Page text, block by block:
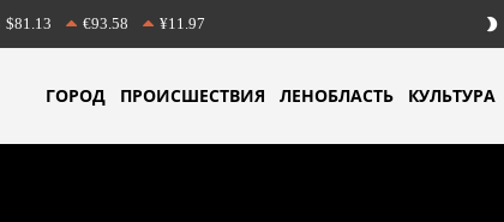
$81.13 €93.58 ¥11.97
ГОРОД ПРОИСШЕСТВИЯ ЛЕНОБЛАСТЬ КУЛЬТУРА